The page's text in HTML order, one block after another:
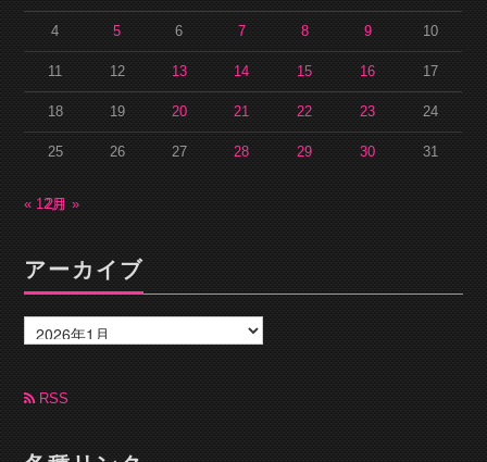
4 5 6 7 8 9 10
11 12 13 14 15 16 17
18 19 20 21 22 23 24
25 26 27 28 29 30 31
« 12月2月 »
アーカイブ
ー
カ
ブ RSS